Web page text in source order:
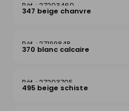
27203460
347 beige chanvre
27199848
370 blanc calcaire
27203705
495 beige schiste